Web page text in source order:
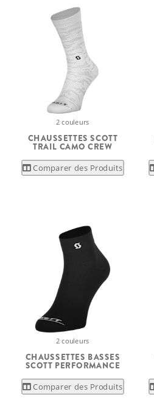
2 couleurs
CHAUSSETTES SCOTT
TRAIL CAMO CREW
Comparer des Produits
2 couleurs
CHAUSSETTES BASSES
SCOTT PERFORMANCE
Comparer des Produits